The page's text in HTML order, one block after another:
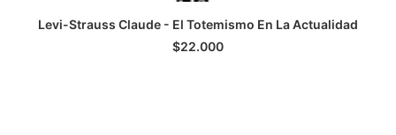
LEER MÁS
Levi-Strauss Claude - El Totemismo En La Actualidad
$22.000